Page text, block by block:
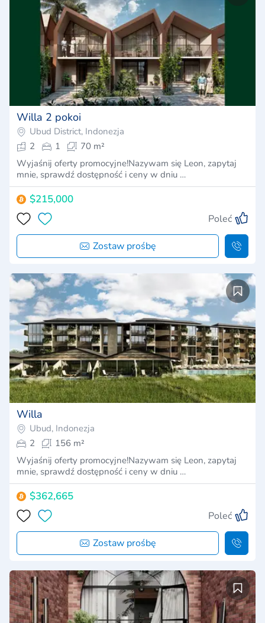
Willa 2 pokoi
Ubud District, Indonezja
2
1
70 m²
Wyjaśnij oferty promocyjne!Nazywam się Leon, zapytaj
mnie, sprawdź dostępność i ceny w dniu …
$215,000
Poleć
Zostaw prośbę
Willa
Ubud, Indonezja
2
156 m²
Wyjaśnij oferty promocyjne!Nazywam się Leon, zapytaj
mnie, sprawdź dostępność i ceny w dniu …
$362,665
Poleć
Zostaw prośbę